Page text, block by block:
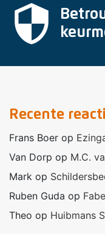
security
Recente
Frans Boer op
Van Dorp op M.C.
Mark op
Ruben Guda op
Theo op Huibmans